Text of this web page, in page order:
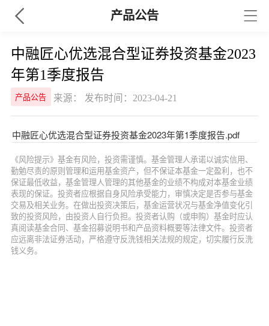
产品公告
中融匠心优选混合型证券投资基金2023
年第1季度报告
产品公告 来源： 发布时间：2023-04-21
中融匠心优选混合型证券投资基金2023年第1季度报告.pdf
《风险提示》基金有风险，投资需谨慎。基金管理人承诺以诚实信用、
勤勉尽责的原则管理和运用基金资产，但不保证本基金一定盈利，也不
保证最低收益，基金管理人管理的其他基金的业绩不构成对本基金业绩
表现的保证。投资者应根据自身风险承受能力，审慎决定是否参与基金
交易及相关业务。在做出投资决策后，基金运营状况与基金净值变化引
致的投资风险，由投资人自行负担。投资者认购（或申购）基金时应认
真阅读基金合同、基金招募说明书和产品资料概要等法律文件。投资者
应远离非法证券活动，严格遵守反洗钱相关法规的规定，切实履行反洗
钱义务。